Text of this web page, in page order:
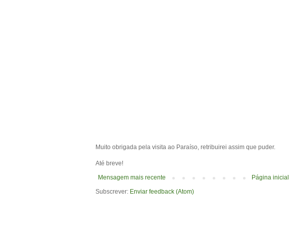
Muito obrigada pela visita ao Paraíso, retribuirei assim que puder.
Até breve!
Mensagem mais recente
Página inicial
Subscrever: Enviar feedback (Atom)